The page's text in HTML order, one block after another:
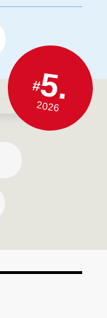
#5.
2026